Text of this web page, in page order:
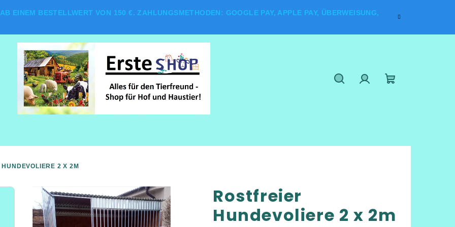
EINEM BESTELLWERT VON 150 €. ZAHLUNGSMETHODEN: GOOGLE PAY, APPLE PAY, ÜBERWEISUNG,
HUNDEVOLIERE 2 X 2M
Rostfreier
Hundevoliere 2 x 2m